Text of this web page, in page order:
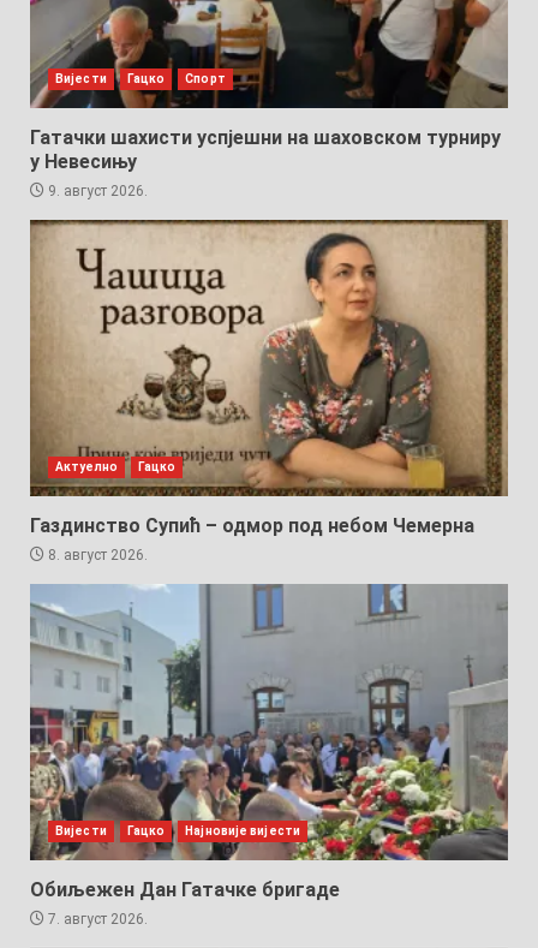
Вијести Гацко Спорт
Гатачки шахисти успјешни на шаховском турниру
у Невесињу
9. август 2026.
Актуелно Гацко
Газдинство Супић – одмор под небом Чемерна
8. август 2026.
Вијести Гацко Најновије вијести
Обиљежен Дан Гатачке бригаде
7. август 2026.